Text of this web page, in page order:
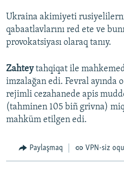
Ukraina akimiyeti
qabaatlavlarını red ete ve
provokatsiyası olaraq tanıy.
Zahteytahqiqat ile
imzalağan edi. Fevral ayında
rejimli cezahanede apis
(tahminen 105 biñ grivna)
mahküm etilgen edi.
Paylaşmaq VPN-siz